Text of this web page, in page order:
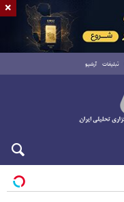
تبلیغات آرشیو
×